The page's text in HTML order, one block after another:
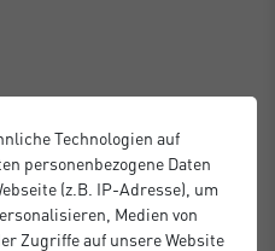
etwas teuer.
Technologien auf
personenbezogene Daten
(z.B. IP-Adresse), um
Medien von
Zugriffe auf unsere Website